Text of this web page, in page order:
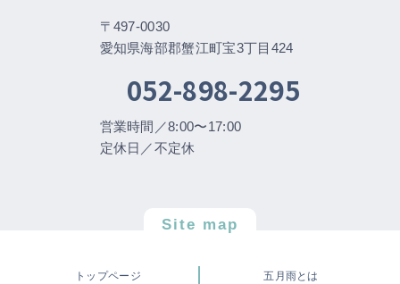
〒497-0030
愛知県海部郡蟹江町宝3丁目424
052-898-2295
営業時間／8:00〜17:00
定休日／不定休
Site map
トップページ 五月雨とは